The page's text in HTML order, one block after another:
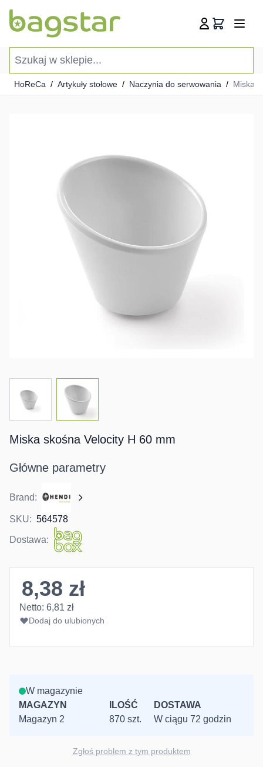
Koszyk
HoReCa / Artykuły stołowe / Naczynia do serwowania / Miska
View larger imageView larger image
Miska skośna Velocity H 60 mm
Główne parametry
Brand:
SKU: 564578
Dostawa:
8,38 zł
Netto: 6,81 zł
Dodaj do ulubionych
W magazynie
MAGAZYN
ILOŚĆ
DOSTAWA
Magazyn 2
870 szt. W ciągu 72 godzin
Zgłoś problem z tym produktem